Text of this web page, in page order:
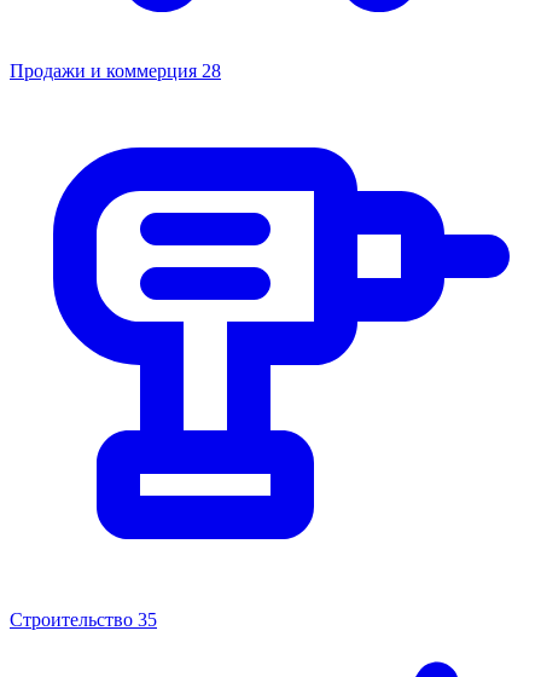
Продажи и коммерция 28
Строительство 35